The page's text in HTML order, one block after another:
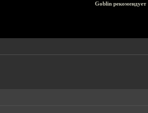
Goblin рекомендует